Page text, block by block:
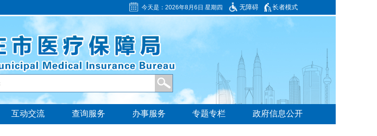
今天是：2026年8月6日 星期四 无障碍 长者模式